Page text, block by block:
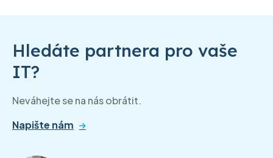
Hledáte partnera pro vaše
IT?
Neváhejte se na nás obrátit.
Napište nám